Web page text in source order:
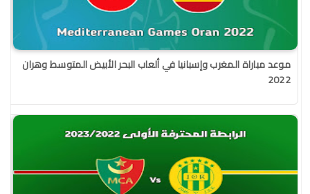
موعد مباراة المغرب وإسبانيا في ألعاب البحر الأبيض المتوسط وهران
2022